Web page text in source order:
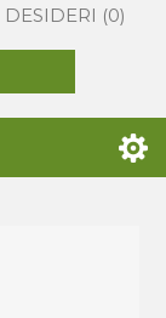
DESIDERI (0)